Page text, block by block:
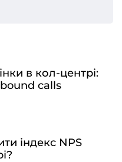
в кол-центрі:
calls
індекс NPS